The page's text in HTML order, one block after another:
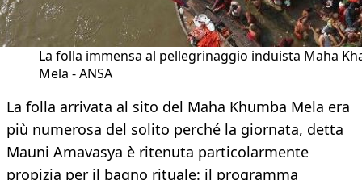
La folla immensa al pellegrinaggio induista Maha
Mela - ANSA
La folla arrivata al sito del Maha Khumba Mela era
più numerosa del solito perché la giornata, detta
Mauni Amavasya è ritenuta particolarmente
propizia per il bagno rituale: il programma